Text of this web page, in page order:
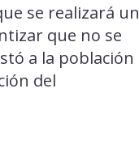
se realizará un
que no se
a la población
del